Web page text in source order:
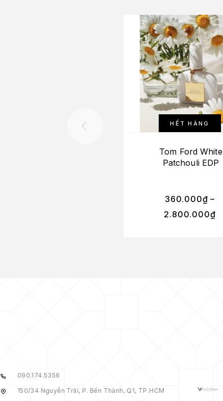
HẾT HÀNG
Tom Ford White
Patchouli EDP
360.000₫ –
2.800.000₫
090.174.5356
150/34 Nguyễn Trãi, P. Bến Thành, Q1, TP.HCM